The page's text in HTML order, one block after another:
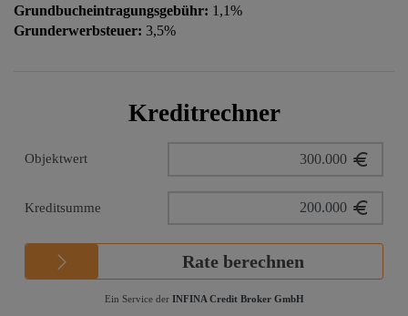
Grundbucheintragungsgebühr: 1,1%
Grunderwerbsteuer: 3,5%